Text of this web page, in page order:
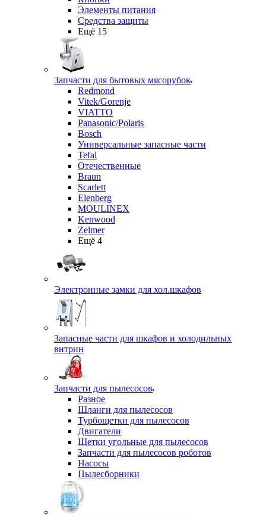
Элементы питания
Средства защиты
Ещё 15
Запчасти для бытовых мясорубок
Redmond
Vitek/Gorenje
VIATTO
Panasonic/Polaris
Bosch
Универсальные запасные части
Tefal
Отечественные
Braun
Scarlett
Elenberg
MOULINEX
Kenwood
Zelmer
Ещё 4
Электронные замки для хол.шкафов
Запасные части для шкафов и холодильных
витрин
Запчасти для пылесосов
Разное
Шланги для пылесосов
Турбощетки для пылесосов
Двигатели
Щетки угольные для пылесосов
Запчасти для пылесосов роботов
Насосы
Пылесборники